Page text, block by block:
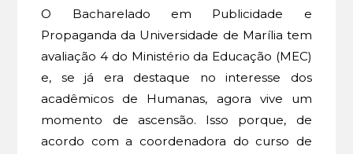
O Bacharelado em Publicidade e
Propaganda da Universidade de Marília tem
avaliação 4 do Ministério da Educação (MEC)
e, se já era destaque no interesse dos
acadêmicos de Humanas, agora vive um
momento de ascensão. Isso porque, de
acordo com a coordenadora do curso de